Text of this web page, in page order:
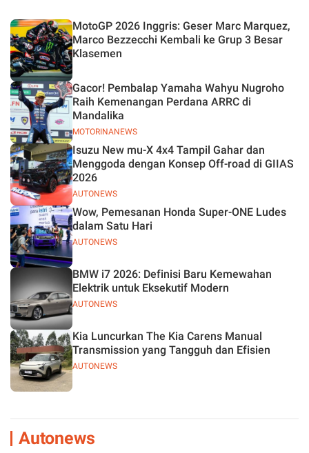
Silverstone!
MotoGP 2026 Inggris: Geser Marc Marquez,
Marco Bezzecchi Kembali ke Grup 3 Besar
Klasemen
MOTORINANEWS
Gacor! Pembalap Yamaha Wahyu Nugroho
Raih Kemenangan Perdana ARRC di
Mandalika
AUTONEWS
Isuzu New mu-X 4x4 Tampil Gahar dan
Menggoda dengan Konsep Off-road di GIIAS
2026
AUTONEWS
Wow, Pemesanan Honda Super-ONE Ludes
dalam Satu Hari
AUTONEWS
BMW i7 2026: Definisi Baru Kemewahan
Elektrik untuk Eksekutif Modern
AUTONEWS
Kia Luncurkan The Kia Carens Manual
Transmission yang Tangguh dan Efisien
Autonews